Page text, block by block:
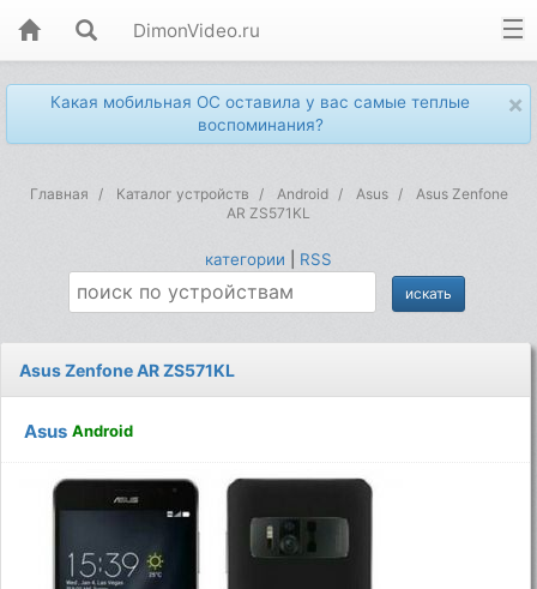
DimonVideo.ru
×
Какая мобильная ОС оставила у вас самые теплые
воспоминания?
Главная Каталог устройств Android Asus
Asus Zenfone
AR ZS571KL
категории RSS
Asus Zenfone AR ZS571KL
Asus Android